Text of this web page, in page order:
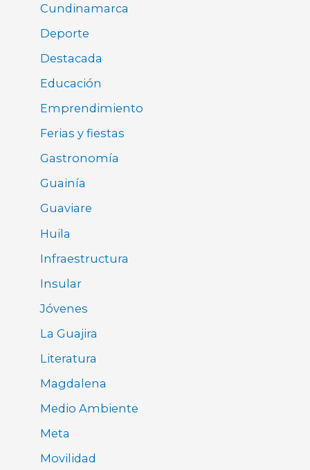
Cundinamarca
Deporte
Destacada
Educación
Emprendimiento
Ferias y fiestas
Gastronomía
Guainía
Guaviare
Huila
Infraestructura
Insular
Jóvenes
La Guajira
Literatura
Magdalena
Medio Ambiente
Meta
Movilidad